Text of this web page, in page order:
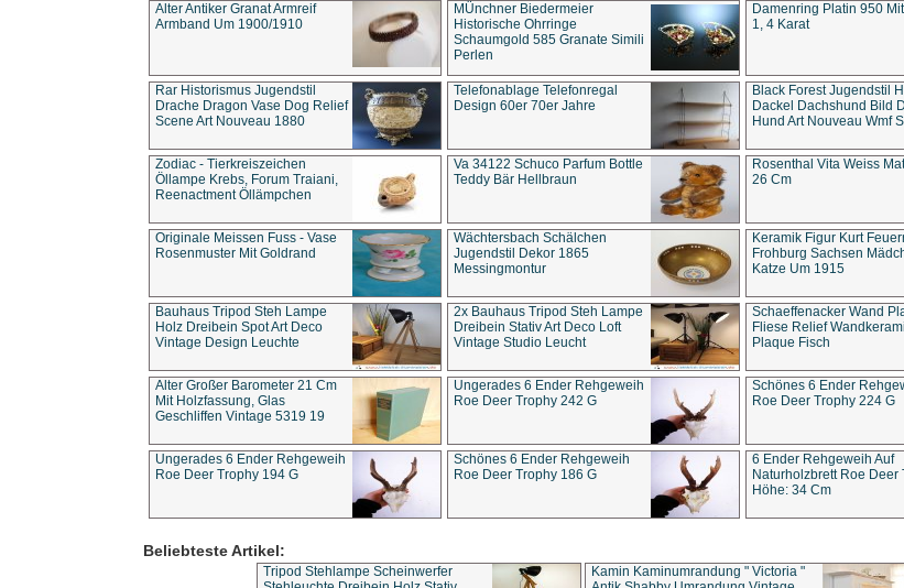
Alter Antiker Granat Armreif
Armband Um 1900/1910
MÜnchner Biedermeier
Historische Ohrringe
Schaumgold 585 Granate Simili
Perlen
Damenring Platin 950
1, 4 Karat
Rar Historismus Jugendstil
Drache Dragon Vase Dog Relief
Scene Art Nouveau 1880
Telefonablage Telefonregal
Design 60er 70er Jahre
Black Forest Jugendstil
Dackel Dachshund Bild
Hund Art Nouveau Wmf S
Zodiac - Tierkreiszeichen
Öllampe Krebs, Forum Traiani,
Reenactment Öllämpchen
Va 34122 Schuco Parfum Bottle
Teddy Bär Hellbraun
Rosenthal Vita Weiss
26 Cm
Originale Meissen Fuss - Vase
Rosenmuster Mit Goldrand
Wächtersbach Schälchen
Jugendstil Dekor 1865
Messingmontur
Keramik Figur Kurt
Frohburg Sachsen
Katze Um 1915
Bauhaus Tripod Steh Lampe
Holz Dreibein Spot Art Deco
Vintage Design Leuchte
2x Bauhaus Tripod Steh Lampe
Dreibein Stativ Art Deco Loft
Vintage Studio Leucht
Schaeffenacker Wand
Fliese Relief
Plaque Fisch
Alter Großer Barometer 21 Cm
Mit Holzfassung, Glas
Geschliffen Vintage 5319 19
Ungerades 6 Ender Rehgeweih
Roe Deer Trophy 242 G
Schönes 6 Ender
Roe Deer Trophy 224 G
Ungerades 6 Ender Rehgeweih
Roe Deer Trophy 194 G
Schönes 6 Ender Rehgeweih
Roe Deer Trophy 186 G
6 Ender Rehgeweih Auf
Naturholzbrett Roe Deer
Höhe: 34 Cm
Beliebteste Artikel:
Tripod Stehlampe Scheinwerfer
Kamin Kaminumrandung " Victoria "